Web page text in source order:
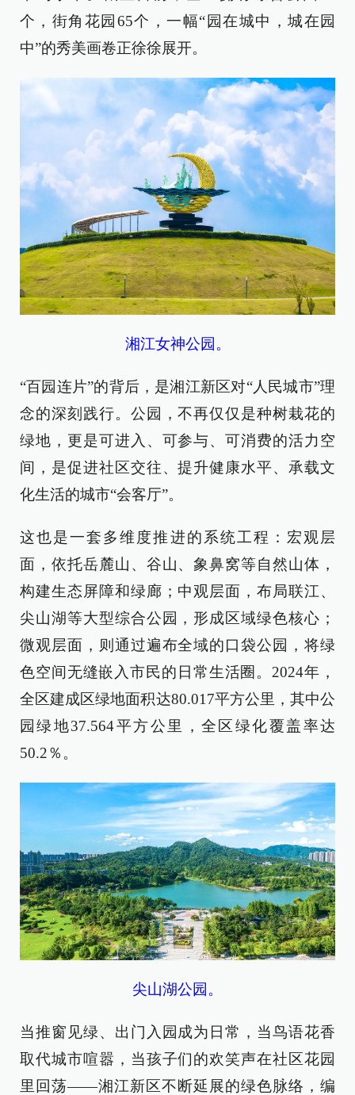
个，街角花园65个，一幅“园在城中，城在园
中”的秀美画卷正徐徐展开。
湘江女神公园。
“百园连片”的背后，是湘江新区对“人民城市”理
念的深刻践行。公园，不再仅仅是种树栽花的
绿地，更是可进入、可参与、可消费的活力空
间，是促进社区交往、提升健康水平、承载文
化生活的城市“会客厅”。
这也是一套多维度推进的系统工程：宏观层
面，依托岳麓山、谷山、象鼻窝等自然山体，
构建生态屏障和绿廊；中观层面，布局联江、
尖山湖等大型综合公园，形成区域绿色核心；
微观层面，则通过遍布全域的口袋公园，将绿
色空间无缝嵌入市民的日常生活圈。2024年，
全区建成区绿地面积达80.017平方公里，其中公
园绿地37.564平方公里，全区绿化覆盖率达
50.2％。
尖山湖公园。
当推窗见绿、出门入园成为日常，当鸟语花香
取代城市喧嚣，当孩子们的欢笑声在社区花园
里回荡——湘江新区不断延展的绿色脉络，编